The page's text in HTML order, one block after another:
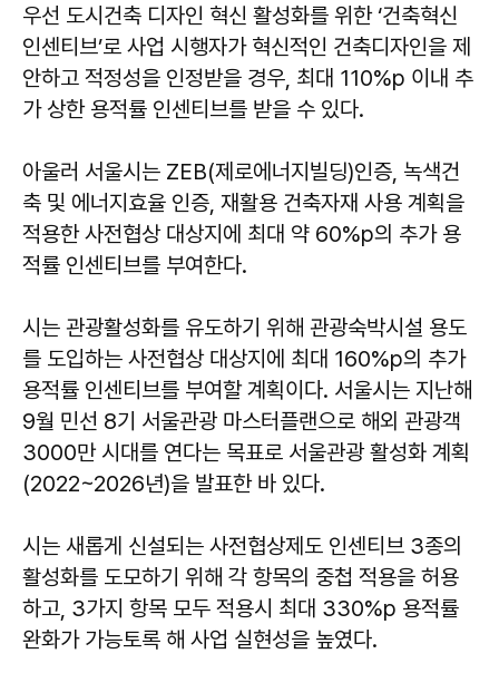
우선 도시건축 디자인 혁신 활성화를 위한 ‘건축혁신
인센티브’로 사업 시행자가 혁신적인 건축디자인을 제
안하고 적정성을 인정받을 경우, 최대 110%p 이내 추
가 상한 용적률 인센티브를 받을 수 있다.
아울러 서울시는 ZEB(제로에너지빌딩)인증, 녹색건
축 및 에너지효율 인증, 재활용 건축자재 사용 계획을
적용한 사전협상 대상지에 최대 약 60%p의 추가 용
적률 인센티브를 부여한다.
시는 관광활성화를 유도하기 위해 관광숙박시설 용도
를 도입하는 사전협상 대상지에 최대 160%p의 추가
용적률 인센티브를 부여할 계획이다. 서울시는 지난해
9월 민선 8기 서울관광 마스터플랜으로 해외 관광객
3000만 시대를 연다는 목표로 서울관광 활성화 계획
(2022~2026년)을 발표한 바 있다.
시는 새롭게 신설되는 사전협상제도 인센티브 3종의
활성화를 도모하기 위해 각 항목의 중첩 적용을 허용
하고, 3가지 항목 모두 적용시 최대 330%p 용적률
완화가 가능토록 해 사업 실현성을 높였다.